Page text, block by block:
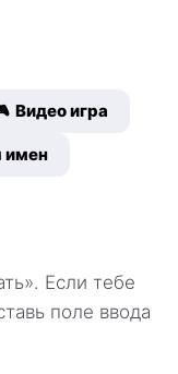
Видео игра
имен
Если тебе
поле ввода